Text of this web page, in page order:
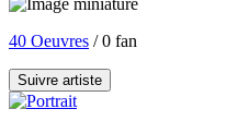
40 Oeuvres / 0 fan
Suivre artiste